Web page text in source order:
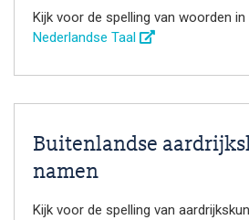
Kijk voor de spelling van woorden in
Nederlandse Taal
Buitenlandse
namen
Kijk voor de spelling van